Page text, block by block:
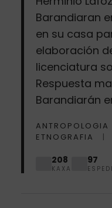
Barandiaran
en su casa
elaboración
licenciatura
Respuesta
Barandiarán
ANTROPOLOGIA
ETNOGRAFIA
208
KAXA
97